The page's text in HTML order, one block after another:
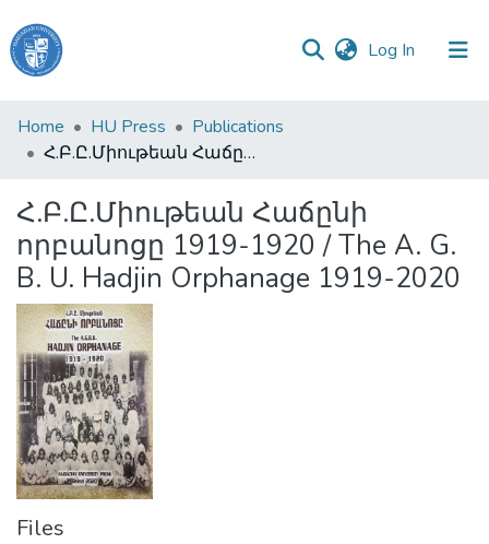
Log In (current)
Haigazian
University
&
Collections
All of DSpace
Home HU Press
Publications
Հ.Բ.Ը.Միութեան Հաճընի որբանոցը 1919-1920 / The A. G. B. U. Hadjin Orphanage 1919-2020
Հ.Բ.Ը.Միութեան Հաճընի
որբանոցը 1919-1920 / The A. G.
B. U. Hadjin Orphanage 1919-2020
Files